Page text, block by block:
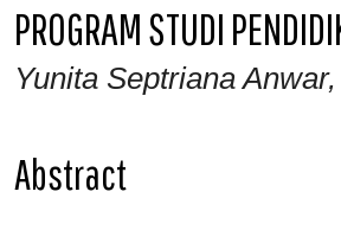
PROGRAM STUDI
Yunita Septriana
Abstract